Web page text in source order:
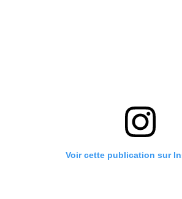
Voir cette publication sur